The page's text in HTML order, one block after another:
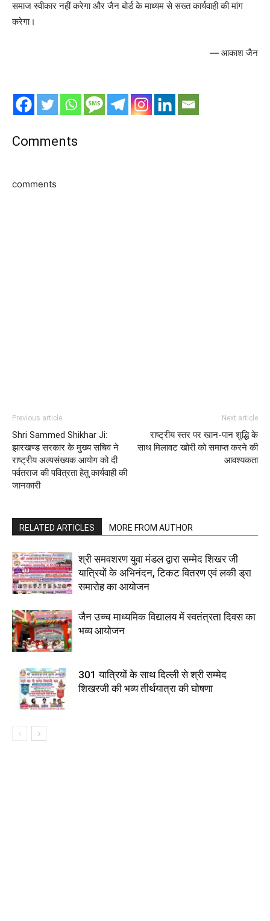
समाज स्वीकार नहीं करेगा और जैन बोर्ड के माध्यम से सख्त कार्यवाही की मांग
करेगा।
— आकाश जैन
Comments
comments
Previous article
Shri Sammed Shikhar Ji:
झारखण्ड सरकार के मुख्य सचिव ने
राष्ट्रीय अल्पसंख्यक आयोग को दी
पर्वतराज की पवित्रता हेतु कार्यवाही की
जानकारी
Next article
राष्ट्रीय स्तर पर खान-पान शुद्धि के
साथ मिलावट खोरी को समाप्त करने की
आवश्यकता
RELATED ARTICLES MORE FROM AUTHOR
श्री समवशरण युवा मंडल द्वारा सम्मेद शिखर जी
यात्रियों के अभिनंदन, टिकट वितरण एवं लकी ड्रा
समारोह का आयोजन
जैन उच्च माध्यमिक विद्यालय में स्वतंत्रता दिवस का
भव्य आयोजन
301 यात्रियों के साथ दिल्ली से श्री सम्मेद
शिखरजी की भव्य तीर्थयात्रा की घोषणा